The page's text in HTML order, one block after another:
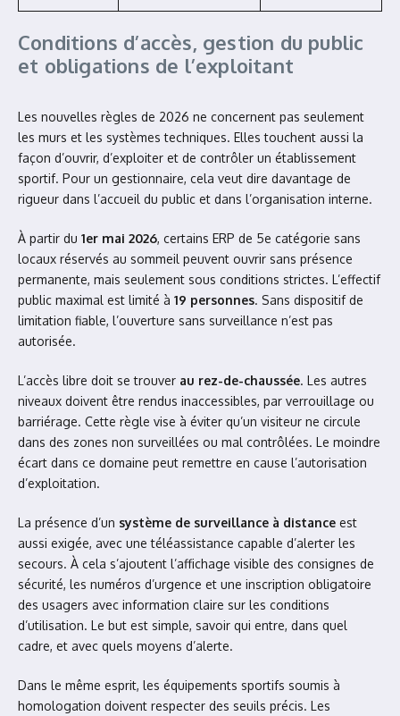
Conditions d’accès, gestion du public
et obligations de l’exploitant
Les nouvelles règles de 2026 ne concernent pas seulement
les murs et les systèmes techniques. Elles touchent aussi la
façon d’ouvrir, d’exploiter et de contrôler un établissement
sportif. Pour un gestionnaire, cela veut dire davantage de
rigueur dans l’accueil du public et dans l’organisation interne.
À partir du 1er mai 2026, certains ERP de 5e catégorie sans
locaux réservés au sommeil peuvent ouvrir sans présence
permanente, mais seulement sous conditions strictes. L’effectif
public maximal est limité à 19 personnes. Sans dispositif de
limitation fiable, l’ouverture sans surveillance n’est pas
autorisée.
L’accès libre doit se trouver au rez-de-chaussée. Les autres
niveaux doivent être rendus inaccessibles, par verrouillage ou
barriérage. Cette règle vise à éviter qu’un visiteur ne circule
dans des zones non surveillées ou mal contrôlées. Le moindre
écart dans ce domaine peut remettre en cause l’autorisation
d’exploitation.
La présence d’un système de surveillance à distance est
aussi exigée, avec une téléassistance capable d’alerter les
secours. À cela s’ajoutent l’affichage visible des consignes de
sécurité, les numéros d’urgence et une inscription obligatoire
des usagers avec information claire sur les conditions
d’utilisation. Le but est simple, savoir qui entre, dans quel
cadre, et avec quels moyens d’alerte.
Dans le même esprit, les équipements sportifs soumis à
homologation doivent respecter des seuils précis. Les